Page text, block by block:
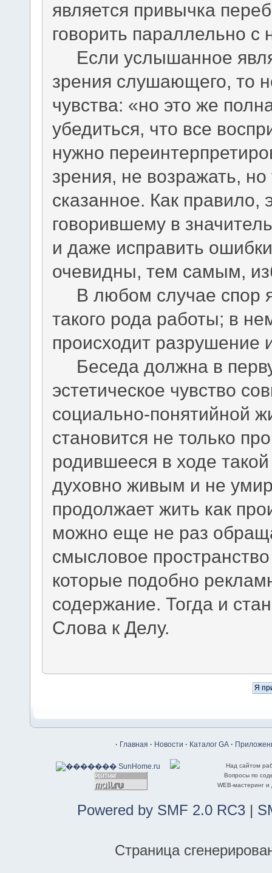
является привычка
говорить параллельно с
Если услышанное
зрения слушающего, то
чувства: «но это же
убедиться, что все
нужно
зрения, не возражать,
сказанное. Как правило,
говорившему в
и даже исправить
очевидны, тем самым,
В любом случае спор
такого рода работы; в
происходит разрушение
Беседа должна в
эстетическое чувство
социально-понятийной
становится не только
родившееся в ходе
духовно живым и не
продолжает жить как
можно еще не раз
смысловое
которые подобно
содержание. Тогда и
Слова к Делу.
· Главная · Новости · Каталог GA ·
Над сайтом
Вопросы по
WEB-мастеринг
Powered by SMF 2.0 RC3 |
Страница